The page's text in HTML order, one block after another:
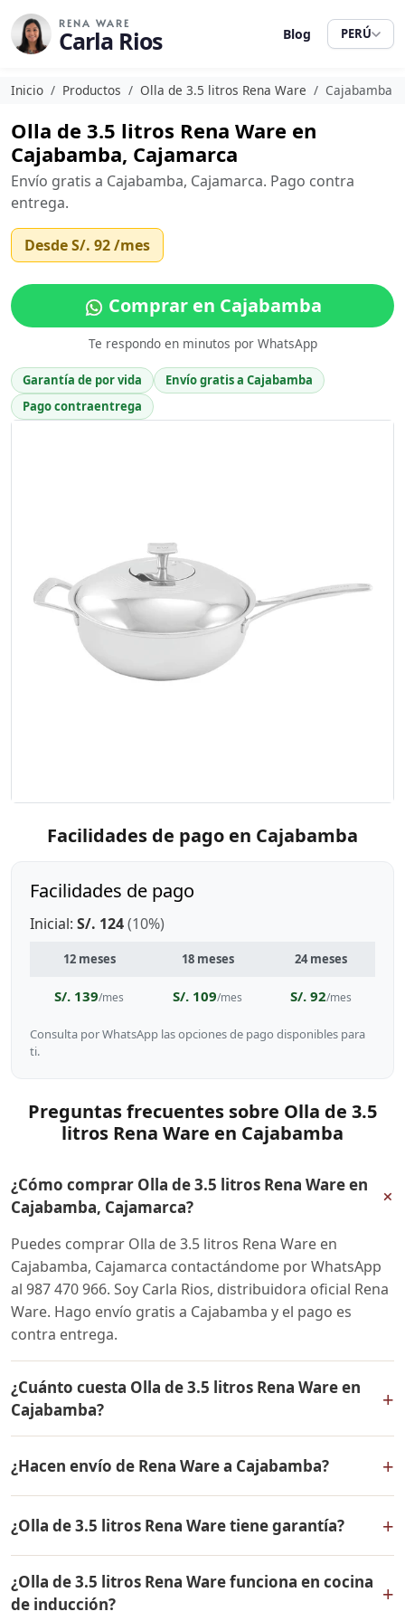
RENA WARE
Carla Rios Blog PERÚ
Inicio Productos Olla de 3.5 litros Rena Ware Cajabamba
Olla de 3.5 litros Rena Ware en
Cajabamba, Cajamarca
Envío gratis a Cajabamba, Cajamarca. Pago contra
entrega.
DesdeS/. 92/mes
Comprar en Cajabamba
Te respondo en minutos por WhatsApp
Garantía de por vida
Envío gratis a Cajabamba
Pago contraentrega
Facilidades de pago en Cajabamba
Facilidades de pago
Inicial: S/. 124(10%)
12 meses 18 meses 24 meses
S/. 139/mes S/. 109/mes S/. 92/mes
Consulta por WhatsApp las opciones de pago disponibles para
ti.
Preguntas frecuentes sobre Olla de 3.5
litros Rena Ware en Cajabamba
¿Cómo comprar Olla de 3.5 litros Rena Ware en
Cajabamba, Cajamarca?
+
Puedes comprar Olla de 3.5 litros Rena Ware en
Cajabamba, Cajamarca contactándome por WhatsApp
al 987 470 966. Soy Carla Rios, distribuidora oficial Rena
Ware. Hago envío gratis a Cajabamba y el pago es
contra entrega.
¿Cuánto cuesta Olla de 3.5 litros Rena Ware en
Cajabamba?
+
todo el Perú. Contáctame por WhatsApp para conocer
el precio actual, promociones disponibles y facilidades
de pago en cuotas desde el 10% de inicial.
¿Hacen envío de Rena Ware a Cajabamba? +
a Cajabamba, Cajamarca y a todo el Perú. El pago es
contra entrega.
¿Olla de 3.5 litros Rena Ware tiene garantía? +
vida contra defectos de fabricación. Todos los
productos Rena Ware están fabricados en acero
¿Olla de 3.5 litros Rena Ware funciona en cocina
de inducción?
+